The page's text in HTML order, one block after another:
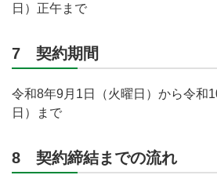
日）正午まで
7 契約期間
令和8年9月1日（火曜日）から令和
日）まで
8 契約締結までの流れ